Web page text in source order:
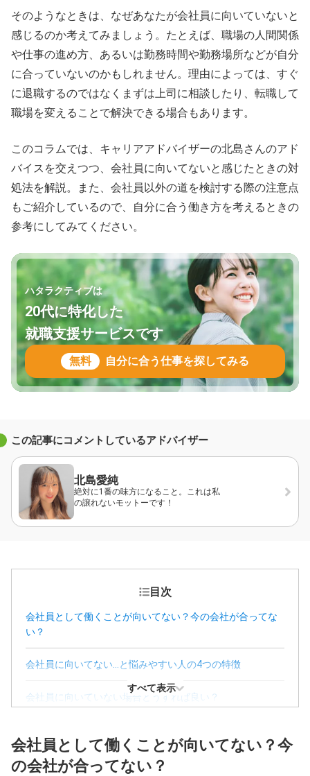
そのようなときは、なぜあなたが会社員に向いていないと
感じるのか考えてみましょう。たとえば、職場の人間関係
や仕事の進め方、あるいは勤務時間や勤務場所などが自分
に合っていないのかもしれません。理由によっては、すぐ
に退職するのではなくまずは上司に相談したり、転職して
職場を変えることで解決できる場合もあります。
このコラムでは、キャリアアドバイザーの北島さんのアド
バイスを交えつつ、会社員に向いてないと感じたときの対
処法を解説。また、会社員以外の道を検討する際の注意点
もご紹介しているので、自分に合う働き方を考えるときの
参考にしてみてください。
ハタラクティブは
20代に特化した
就職支援サービスです
無料 自分に合う仕事を探してみる
この記事にコメントしているアドバイザー
北島愛純
絶対に1番の味方になること。これは私
の譲れないモットーです！
目次
会社員として働くことが向いてない？今の会社が合ってな
い？
会社員に向いてない…と悩みやすい人の4つの特徴
会社員に向いていない場合どうすれば良い？
会社員向いてないかも…と悩んだらプロに相談してみよう
すべて表示
会社員として働くことが向いてない？今
の会社が合ってない？